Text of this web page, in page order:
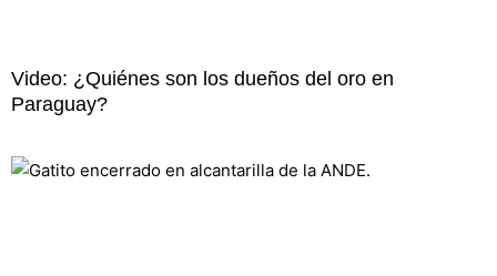
Video: ¿Quiénes son los dueños del oro en
Paraguay?